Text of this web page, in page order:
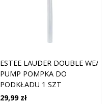
ESTEE LAUDER DOUBLE WEAR
PUMP POMPKA DO
PODKŁADU 1 SZT
29,99 zł